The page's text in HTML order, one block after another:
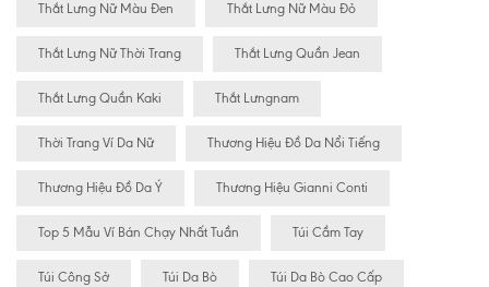
Thắt Lưng Nữ Màu Đen Thắt Lưng Nữ Màu Đỏ
Thắt Lưng Nữ Thời Trang Thắt Lưng Quần Jean
Thắt Lưng Quần Kaki Thắt Lưngnam
Thời Trang Ví Da Nữ Thương Hiệu Đồ Da Nổi Tiếng
Thương Hiệu Đồ Da Ý Thương Hiệu Gianni Conti
Top 5 Mẫu Ví Bán Chạy Nhất Tuần Túi Cầm Tay
Túi Công Sở Túi Da Bò Túi Da Bò Cao Cấp